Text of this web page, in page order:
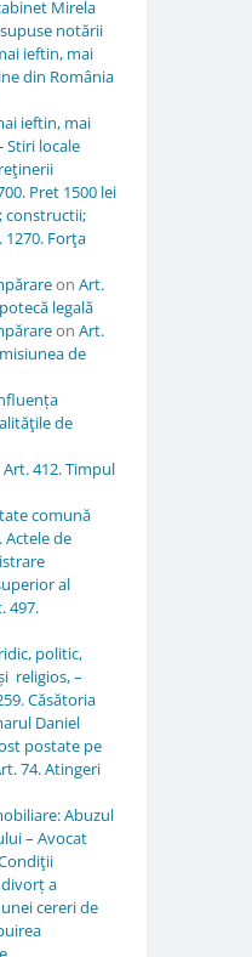
Mirela
notării
ieftin, mai
din România
ieftin, mai
Stiri locale
Pret 1500 lei
constructii;
1270. Forţa
on Art.
legală
on Art.
de
de
Art. 412. Timpul
comună
Actele de
al
497.
politic,
religios, –
Căsătoria
Daniel
postate pe
74. Atingeri
Abuzul
– Avocat
a
cereri de